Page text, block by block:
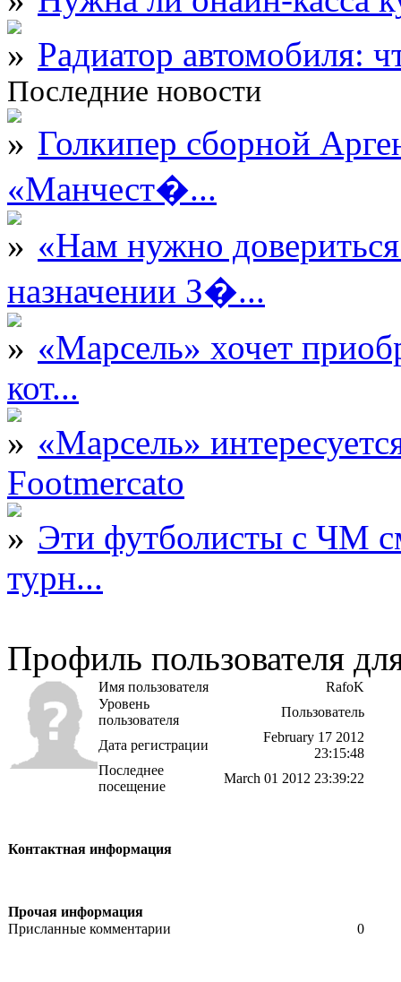
Радиатор автомобиля:
Последние новости
Голкипер сборной
«Манчест�...
«Нам нужно
назначении З�...
«Марсель» хочет
кот...
«Марсель»
Footmercato
Эти футболисты с ЧМ
турн...
Профиль пользователя
Имя пользователя
RafoK
Уровень
пользователя
Пользователь
Дата регистрации
February 17 2012
23:15:48
Последнее
посещение
March 01 2012 23:39:22
Контактная информация
Прочая информация
Присланные комментарии
0